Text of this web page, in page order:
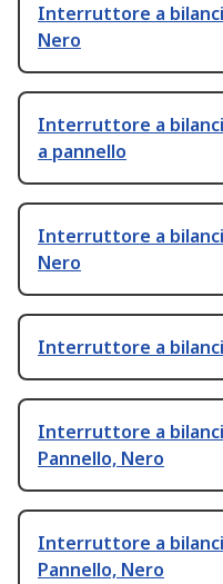
Interruttore a
Nero
Interruttore a
a pannello
Interruttore a
Nero
Interruttore a
Interruttore a
Pannello, Nero
Interruttore a
Pannello, Nero